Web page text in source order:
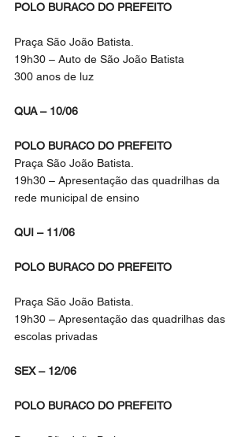
POLO BURACO DO PREFEITO
Praça São João Batista.
19h30 – Auto de São João Batista
300 anos de luz
QUA – 10/06
POLO BURACO DO PREFEITO
Praça São João Batista.
19h30 – Apresentação das quadrilhas da
rede municipal de ensino
QUI – 11/06
POLO BURACO DO PREFEITO
Praça São João Batista.
19h30 – Apresentação das quadrilhas das
escolas privadas
SEX – 12/06
POLO BURACO DO PREFEITO